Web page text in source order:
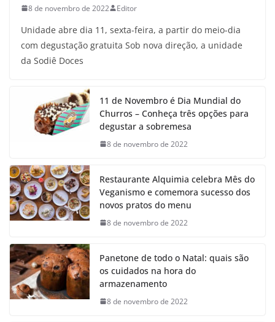
8 de novembro de 2022 Editor
Unidade abre dia 11, sexta-feira, a partir do meio-dia
com degustação gratuita Sob nova direção, a unidade
da Sodiê Doces
11 de Novembro é Dia Mundial do
Churros – Conheça três opções para
degustar a sobremesa
8 de novembro de 2022
Restaurante Alquimia celebra Mês do
Veganismo e comemora sucesso dos
novos pratos do menu
8 de novembro de 2022
Panetone de todo o Natal: quais são
os cuidados na hora do
armazenamento
8 de novembro de 2022